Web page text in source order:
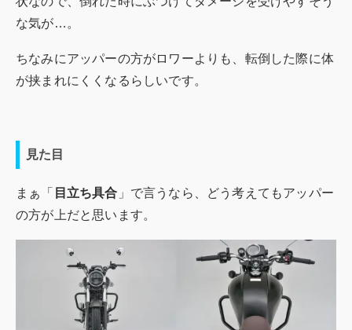
な気が…。
ちなみにアッパーの方がロワーよりも、転倒した際に体
が挟まれにくくなるらしいです。
見た目
まぁ「 目立ち具合 」で言うなら、どう考えてもアッパー
の方が上だと思います。